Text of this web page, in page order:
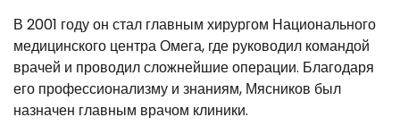
В 2001 году он стал главным хирургом Национального
медицинского центра Омега, где руководил командой
врачей и проводил сложнейшие операции. Благодаря
его профессионализму и знаниям, Мясников был
назначен главным врачом клиники.